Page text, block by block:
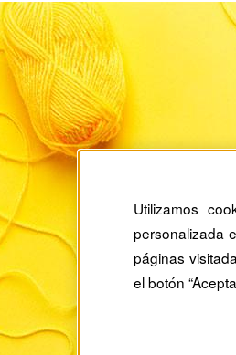
Utilizamos
personalizada
páginas
el botón